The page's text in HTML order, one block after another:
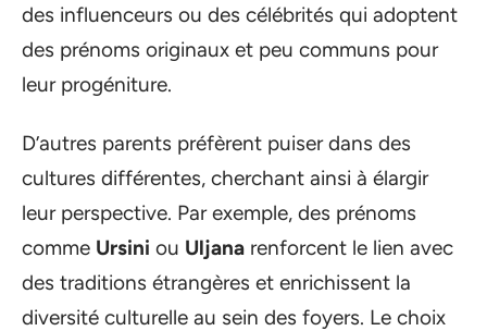
des influenceurs ou des célébrités qui adoptent
des prénoms originaux et peu communs pour
leur progéniture.
D’autres parents préfèrent puiser dans des
cultures différentes, cherchant ainsi à élargir
leur perspective. Par exemple, des prénoms
comme Ursini ou Uljana renforcent le lien avec
des traditions étrangères et enrichissent la
diversité culturelle au sein des foyers. Le choix